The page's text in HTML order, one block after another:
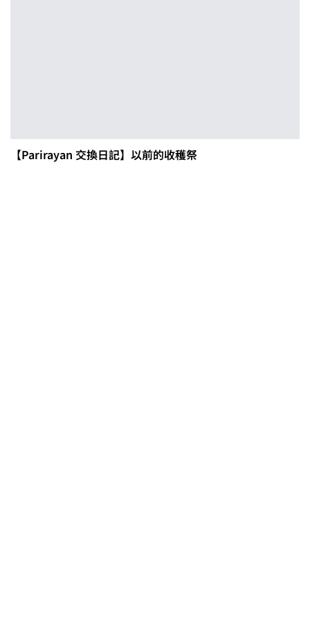
【Parirayan 交換日記】以前的收穫祭